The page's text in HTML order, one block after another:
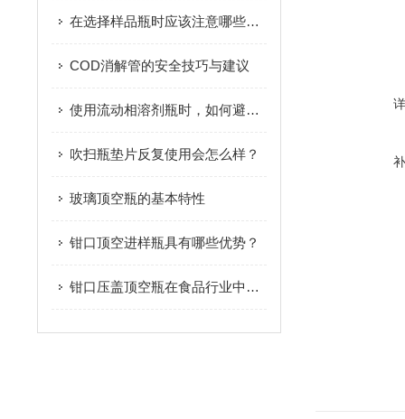
在选择样品瓶时应该注意哪些细节？
COD消解管的安全技巧与建议
使用流动相溶剂瓶时，如何避免溶剂的挥发和泄漏？
吹扫瓶垫片反复使用会怎么样？
玻璃顶空瓶的基本特性
钳口顶空进样瓶具有哪些优势？
钳口压盖顶空瓶在食品行业中的应用